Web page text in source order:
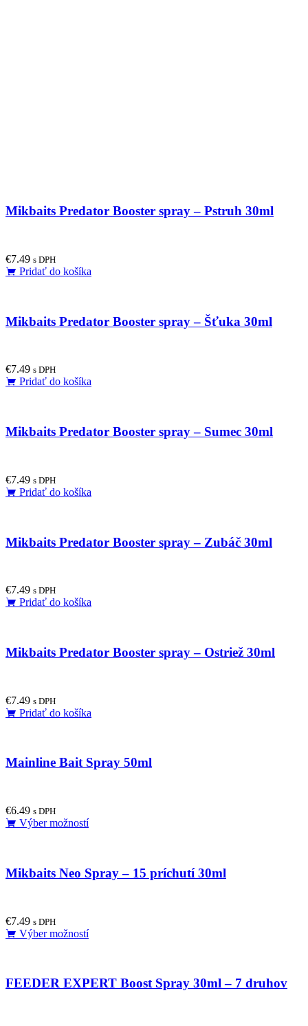
Mikbaits Predator Booster spray – Pstruh 30ml
€7.49 s DPH
Pridať do košíka
Mikbaits Predator Booster spray – Šťuka 30ml
€7.49 s DPH
Pridať do košíka
Mikbaits Predator Booster spray – Sumec 30ml
€7.49 s DPH
Pridať do košíka
Mikbaits Predator Booster spray – Zubáč 30ml
€7.49 s DPH
Pridať do košíka
Mikbaits Predator Booster spray – Ostriež 30ml
€7.49 s DPH
Pridať do košíka
Mainline Bait Spray 50ml
€6.49 s DPH
Výber možnostíThis
variants.
The
chosen
page
Mikbaits Neo Spray – 15 príchutí 30ml
€7.49 s DPH
Výber možnostíThis
variants.
FEEDER EXPERT Boost Spray 30ml – 7 druhov